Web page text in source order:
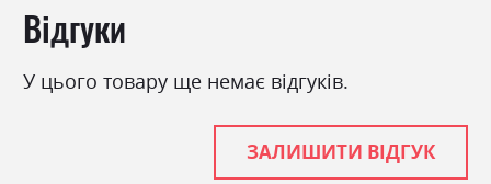
Відгуки
У цього товару ще немає відгуків.
ЗАЛИШИТИ ВІДГУК